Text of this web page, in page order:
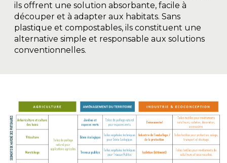
ils offrent une solution absorbante, facile à
découper et à adapter aux habitats. Sans
plastique et compostables, ils constituent une
alternative simple et responsable aux solutions
conventionnelles.